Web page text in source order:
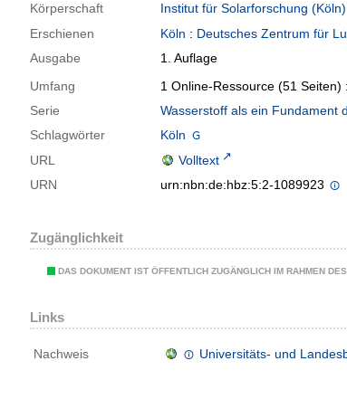
Körperschaft
Institut für Solarforschung (Köln)
Erschienen
Köln : Deutsches Zentrum für
Ausgabe
1. Auflage
Umfang
1 Online-Ressource (51
Serie
Wasserstoff als ein Fundament
Schlagwörter
Köln
URL
Volltext
URN
urn:nbn:de:hbz:5:2-1089923
Zugänglichkeit
DAS DOKUMENT IST ÖFFENTLICH ZUGÄNGLICH IM RAHMEN
Links
Nachweis Universitäts- und